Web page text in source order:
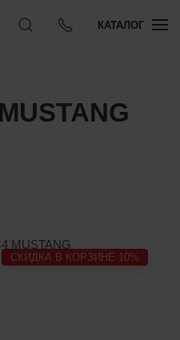
КАТАЛОГ
СКИДКА В КОРЗИНЕ 10%